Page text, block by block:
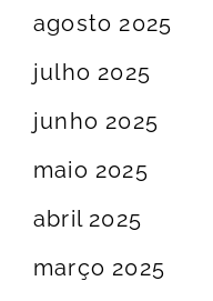
agosto 2025
julho 2025
junho 2025
maio 2025
abril 2025
março 2025